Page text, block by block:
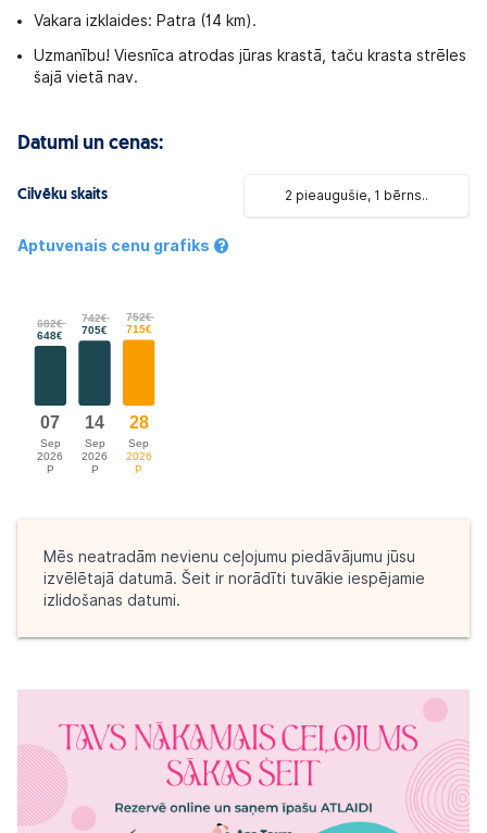
Vakara izklaides: Patra (14 km).
Uzmanību! Viesnīca atrodas jūras krastā, taču krasta strēles
šajā vietā nav.
Datumi un cenas:
Cilvēku skaits 2 pieaugušie, 1 bērns..
Aptuvenais cenu grafiks
Mēs neatradām nevienu ceļojumu piedāvājumu jūsu
izvēlētajā datumā. Šeit ir norādīti tuvākie iespējamie
izlidošanas datumi.